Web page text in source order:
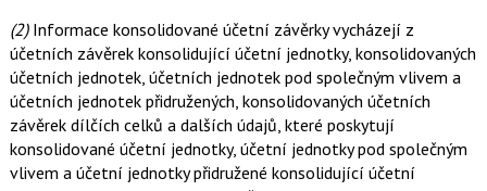
(2)Informace konsolidované účetní závěrky vycházejí z
účetních závěrek konsolidující účetní jednotky, konsolidovaných
účetních jednotek, účetních jednotek pod společným vlivem a
účetních jednotek přidružených, konsolidovaných účetních
závěrek dílčích celků a dalších údajů, které poskytují
konsolidované účetní jednotky, účetní jednotky pod společným
vlivem a účetní jednotky přidružené konsolidující účetní